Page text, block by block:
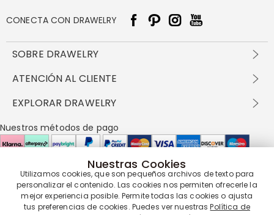
CONECTA CON DRAWELRY
SOBRE DRAWELRY
Sobre nosotros
política de privacidad
Preguntas frecuentes
Política de cookies
ATENCIÓN AL CLIENTE
Envío y entrega
Devolución en 60 días
Cómo cuidar
EXPLORAR DRAWELRY
Drawelry Prime
Programa de Recompensas
Nuestros métodos de pago
Nuestros socios de entrega
Nuestras Cookies
Utilizamos cookies, que son pequeños archivos de texto para
personalizar el contenido. Las cookies nos permiten ofrecerle la
mejor experiencia posible. Permite todas las cookies o ajusta
tus preferencias de cookies. Puedes ver nuestrasPolítica de